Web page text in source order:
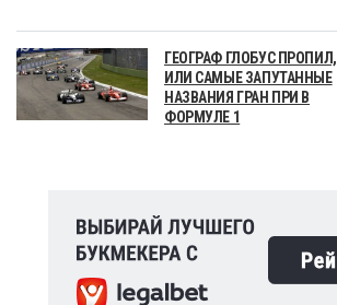
ГЕОГРАФ ГЛОБУС ПРОПИЛ,
ИЛИ САМЫЕ ЗАПУТАННЫЕ
НАЗВАНИЯ ГРАН ПРИ В
ФОРМУЛЕ 1